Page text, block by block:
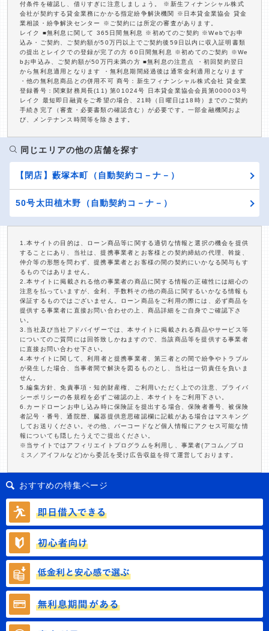
付条件を確認し、借りすぎに注意しましょう。 ※新生フィナンシャル株式
会社が契約する貸金業務にかかる指定紛争解決機関 ※日本貸金業協会 貸金
業相談・紛争解決センター ※ご契約には所定の審査があります。
レイク ■無利息に関して 365日間無利息 ※初めてのご契約 ※Webでお申
込み・ご契約、ご契約額が50万円以上でご契約後59日以内に収入証明書類
の提出とレイクでの登録が完了の方 60日間無利息 ※初めてのご契約 ※We
bお申込み、ご契約額が50万円未満の方 ■無利息の注意点 ・初回契約翌日
から無利息適用となります ・無利息期間経過後は通常金利適用となります
・他の無利息商品との併用不可 商号：新生フィナンシャル株式会社 貸金業
登録番号：関東財務局長(11) 第01024号 日本貸金業協会会員第000003号
レイク 最短即日融資をご希望の場合、21時（日曜日は18時）までのご契約
手続き完了（審査・必要書類の確認含む）が必要です。一部金融機関およ
び、メンテナンス時間等を除きます。
同じエリアの他の店舗を探す
【閉店】藪塚本町（自動契約コ－ナ－）
50号太田植木野（自動契約コ－ナ－）
1.本サイトの目的は、ローン商品等に関する適切な情報と選択の機会を提供
することにあり、当社は、提携事業者とお客様との契約締結の代理、斡旋、
仲介等の形態を問わず、提携事業者とお客様の間の契約にいかなる関与もす
るものではありません。
2.本サイトに掲載される他の事業者の商品に関する情報の正確性には細心の
注意を払っていますが、金利、手数料その他の商品に関するいかなる情報も
保証するものではございません。ローン商品をご利用の際には、必ず商品を
提供する事業者に直接お問い合わせの上、商品詳細をご自身でご確認下さ
い。
3.当社及び当社アドバイザーでは、本サイトに掲載される商品やサービス等
についてのご質問には回答致しかねますので、当該商品等を提供する事業者
に直接お問い合わせ下さい。
4.本サイトに関して、利用者と提携事業者、第三者との間で紛争やトラブル
が発生した場合、当事者間で解決を図るものとし、当社は一切責任を負いま
せん。
5.編集方針、免責事項・知的財産権、ご利用いただく上での注意、プライバ
シーポリシーの各規程を必ずご確認の上、本サイトをご利用下さい。
6.カードローンお申し込み時に保険証を提出する場合、保険者番号、被保険
者記号・番号、通院歴、臓器提供意思確認欄に記載がある場合はマスキング
してお送りください。その他、バーコードなど個人情報にアクセス可能な情
報についても隠したうえでご提出ください。
※当サイトではアフィリエイトプログラムを利用し、事業者(アコム／プロ
ミス／アイフルなど)から委託を受け広告収益を得て運営しております。
おすすめの特集ページ